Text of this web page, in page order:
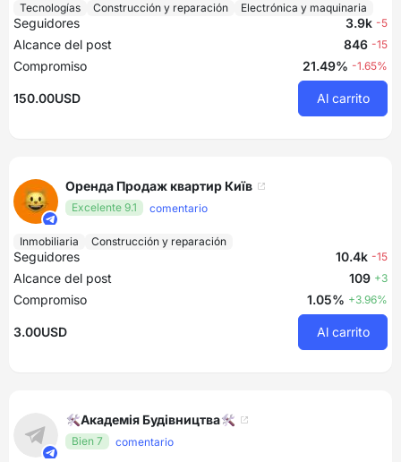
Tecnologías Construcción y reparación Electrónica y maquinaria
Seguidores 3.9k -5
Alcance del post 846 -15
Compromiso 21.49% -1.65%
150.00USD Al carrito
Оренда Продаж квартир Київ
Excelente 9.1 comentario
Inmobiliaria Construcción y reparación
Seguidores 10.4k -15
Alcance del post 109 +3
Compromiso 1.05% +3.96%
3.00USD Al carrito
🛠Академія Будівництва🛠
Bien 7 comentario